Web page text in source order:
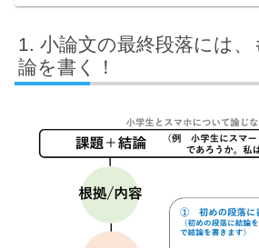
小論文の最終段落には
論を書く！